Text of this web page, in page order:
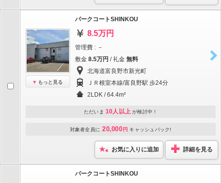
もっと見る
パークコートSHINKOU
8.5万円
管理費 : －
敷金 8.5万円 / 礼金 無料
北海道富良野市新光町
ＪＲ根室本線/富良野駅 歩24分
2LDK / 64.4m²
ただいま 10人以上 が検討中！
対象者全員に 20,000 円 キャッシュバック!
お気に入りに追加 詳細を見る
パークコートSHINKOU